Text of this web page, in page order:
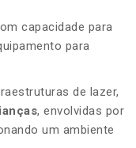
capacidade para
para
de lazer,
, envolvidas por
um ambiente